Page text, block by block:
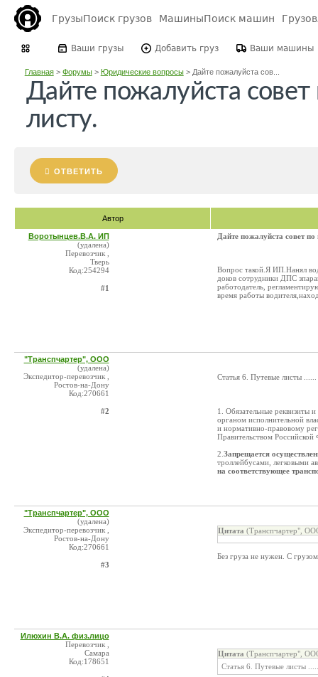
ГрузыПоиск грузов МашиныПоиск машин
Ваши грузы Добавить груз Ваши машины
Главная> Форумы> Юридические вопросы> Дайте пожалуйста сов...
Дайте пожалуйста совет
листу.
ОТВЕТИТЬ
Автор
Воротынцев.В.А. ИП
(удалена)
Перевозчик ,
Тверь
Код:254294
#1
Дайте пожалуйста совет по
Вопрос такой.Я ИП.Нанял
доков сотрудники ДПС
работодатель,
время работы
"Транспчартер", ООО
(удалена)
Экспедитор-перевозчик ,
Ростов-на-Дону
Код:270661
#2
Статья 6. Путевые листы
1. Обязательные реквизиты
органом исполнительной
и нормативно-правовому
Правительством
2. Запрещается
троллейбусами, легковыми
на соответствующее
"Транспчартер", ООО
(удалена)
Экспедитор-перевозчик ,
Ростов-на-Дону
Код:270661
#3
Цитата (Транспчартер",
Без груза не нужен. С
Илюхин В.А. физ.лицо
Перевозчик ,
Самара
Код:178651
Цитата (Транспчартер",
Статья 6. Путевые листы